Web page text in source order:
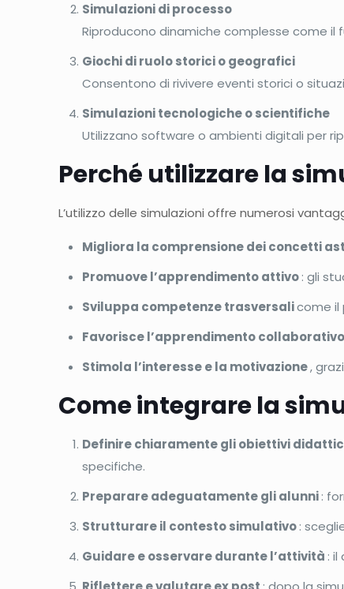
Simulazioni di processo
Riproducono dinamiche complesse come
Giochi di ruolo storici o geografici
Consentono di rivivere eventi storici o
Simulazioni tecnologiche o scientifiche
Utilizzano software o ambienti digitali per
Perché utilizzare la
L’utilizzo delle simulazioni offre numerosi
Migliora la comprensione dei concetti
Promuove l’apprendimento attivo: gli
Sviluppa competenze trasversalicome il
Favorisce l’apprendimento collaborativo
Stimola l’interesse e la motivazione,
Come integrare la
Definire chiaramente gli obiettivi
specifiche.
Preparare adeguatamente gli alunni:
Strutturare il contesto simulativo:
Guidare e osservare durante l’attività :